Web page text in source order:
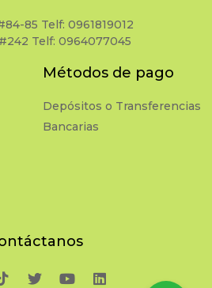
85 Telf: 0961819012
Telf: 0964077045
Métodos de pago
Depósitos o Transferencias
Bancarias